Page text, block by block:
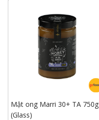
Mật ong Marri 30+ TA 750g
(Glass)